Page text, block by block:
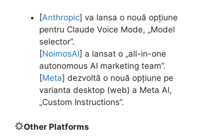
[Anthropic] va lansa o nouă opțiune
pentru Claude Voice Mode, „Model
selector”.
[NoimosAI] a lansat o „all-in-one
autonomous AI marketing team”.
[Meta] dezvoltă o nouă opțiune pe
varianta desktop (web) a Meta Al,
„Custom Instructions”.
Other Platforms